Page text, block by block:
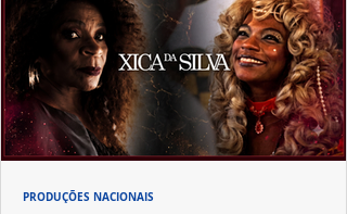
PRODUÇÕES NACIONAIS